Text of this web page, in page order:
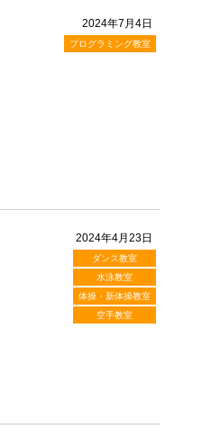
2024年7月4日
プログラミング教室
2024年4月23日
ダンス教室
水泳教室
体操・新体操教室
空手教室